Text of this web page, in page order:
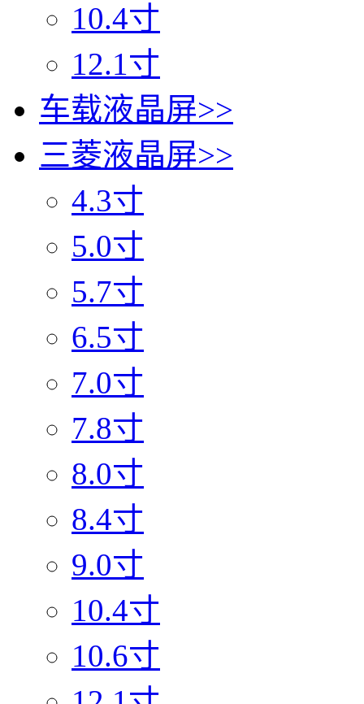
10.4寸
12.1寸
车载液晶屏>>
三菱液晶屏>>
4.3寸
5.0寸
5.7寸
6.5寸
7.0寸
7.8寸
8.0寸
8.4寸
9.0寸
10.4寸
10.6寸